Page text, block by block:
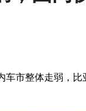
车市整体走弱，